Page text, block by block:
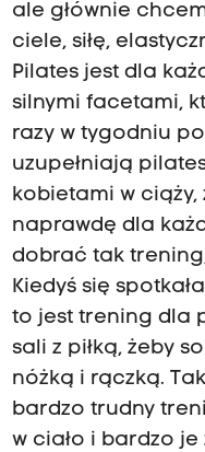
ale głównie
ciele, siłę,
Pilates jest dla
silnymi facetami,
razy w tygodniu
uzupełniają
kobietami w ciąży,
naprawdę dla
dobrać tak
Kiedyś się
to jest trening dla
sali z piłką, żeby
nóżką i rączką.
bardzo trudny
w ciało i bardzo je